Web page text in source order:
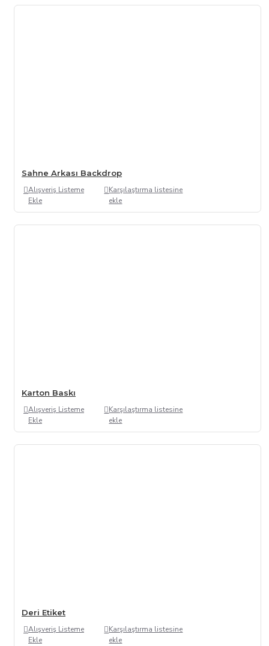
Sahne Arkası Backdrop
Alışveriş Listeme
Ekle
Karşılaştırma listesine
ekle
Karton Baskı
Alışveriş Listeme
Ekle
Karşılaştırma listesine
ekle
Deri Etiket
Alışveriş Listeme
Ekle
Karşılaştırma listesine
ekle